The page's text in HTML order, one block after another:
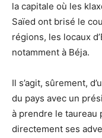
la capitale où les
Saïed ont brisé le
régions, les locaux
notamment à Béja.
Il s’agit, sûrement,
du pays avec un
à prendre le taureau
directement ses